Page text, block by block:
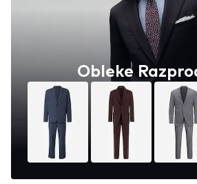
Obleke